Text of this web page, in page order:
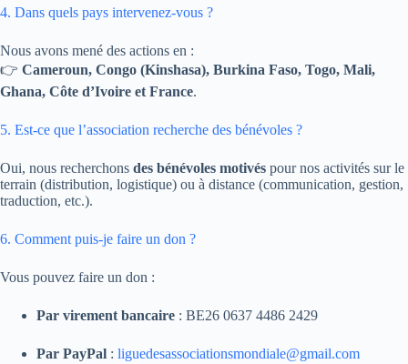
4. Dans quels pays intervenez-vous ?
Nous avons mené des actions en :
👉 Cameroun, Congo (Kinshasa), Burkina Faso, Togo, Mali,
Ghana, Côte d’Ivoire et France.
5. Est-ce que l’association recherche des bénévoles ?
Oui, nous recherchons des bénévoles motivés pour nos activités sur le
terrain (distribution, logistique) ou à distance (communication, gestion,
traduction, etc.).
6. Comment puis-je faire un don ?
Vous pouvez faire un don :
Par virement bancaire : BE26 0637 4486 2429
Par PayPal : liguedesassociationsmondiale@gmail.com